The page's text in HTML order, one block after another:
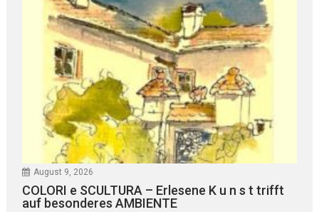
August 9, 2026
COLORI e SCULTURA – Erlesene K u n s t trifft
auf besonderes AMBIENTE